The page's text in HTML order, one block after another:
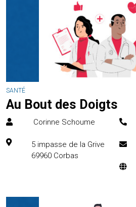
SANTÉ
Au Bout des Doigts
Corinne Schoume
5 impasse de la Grive
69960 Corbas